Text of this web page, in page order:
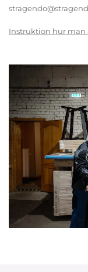
Instruktion hur